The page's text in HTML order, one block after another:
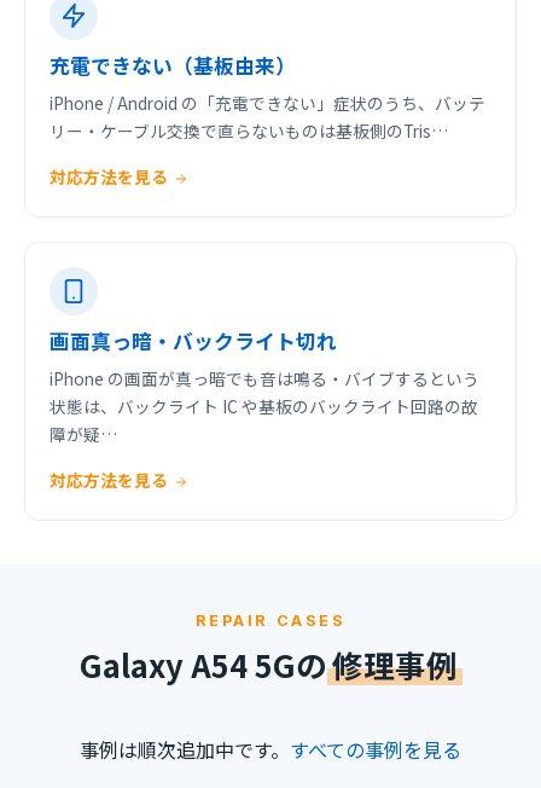
充電できない（基板由来）
iPhone / Android の「充電できない」症状のうち、バッテ
リー・ケーブル交換で直らないものは基板側のTris…
対応方法を見る
画面真っ暗・バックライト切れ
iPhone の画面が真っ暗でも音は鳴る・バイブするという
状態は、バックライト IC や基板のバックライト回路の故
障が疑…
対応方法を見る
REPAIR CASES
Galaxy A54 5Gの修理事例
事例は順次追加中です。 すべての事例を見る